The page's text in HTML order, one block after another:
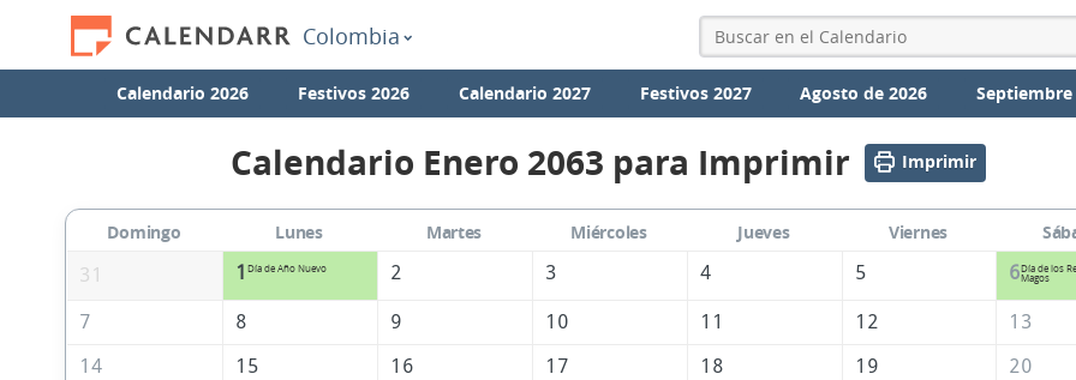
Colombia
Calendario 2026 Festivos 2026 Calendario 2027 Festivos 2027 Agosto de 2026 Septiembre
Calendario Enero 2063 para Imprimir Imprimir
Domingo Lunes Martes Miércoles Jueves Viernes
31
1 Día de Año Nuevo 2 3 4 5 6Día de los
Magos
7 8 9 10 11 12
13
14
15 16 17 18 19
20